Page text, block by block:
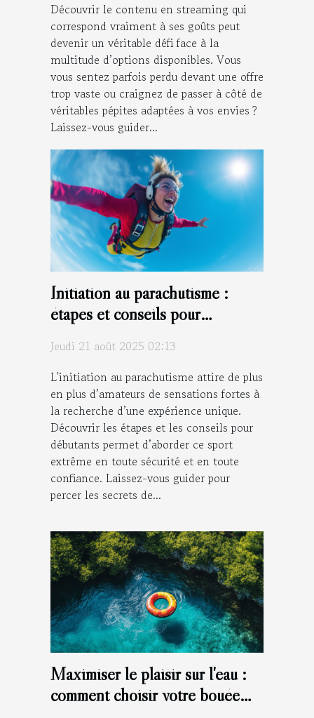
Découvrir le contenu en streaming qui
correspond vraiment à ses goûts peut
devenir un véritable défi face à la
multitude d’options disponibles. Vous
vous sentez parfois perdu devant une offre
trop vaste ou craignez de passer à côté de
véritables pépites adaptées à vos envies ?
Laissez-vous guider...
Initiation au parachutisme :
étapes et conseils pour
Jeudi 21 août 2025 02:13
L'initiation au parachutisme attire de plus
en plus d’amateurs de sensations fortes à
la recherche d’une expérience unique.
Découvrir les étapes et les conseils pour
débutants permet d’aborder ce sport
extrême en toute sécurité et en toute
confiance. Laissez-vous guider pour
percer les secrets de...
Maximiser le plaisir sur l'eau :
comment choisir votre bouée